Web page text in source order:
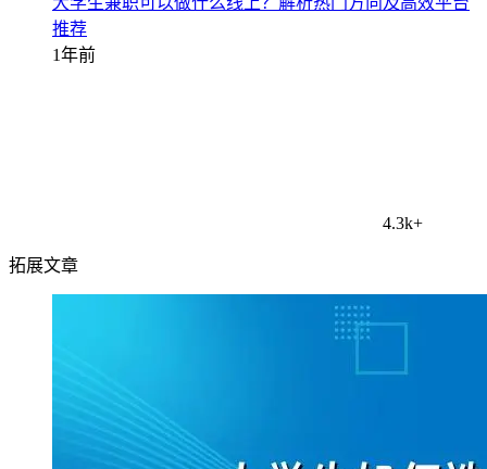
推荐
1年前
4.3k+
拓展文章